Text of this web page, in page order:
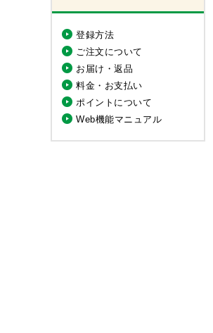
登録方法
ご注文について
お届け・返品
料金・お支払い
ポイントについて
Web機能マニュアル